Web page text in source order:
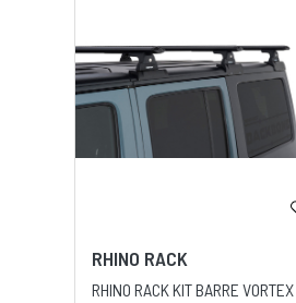
RHINO RACK
RHINO RACK KIT BARRE VORTEX